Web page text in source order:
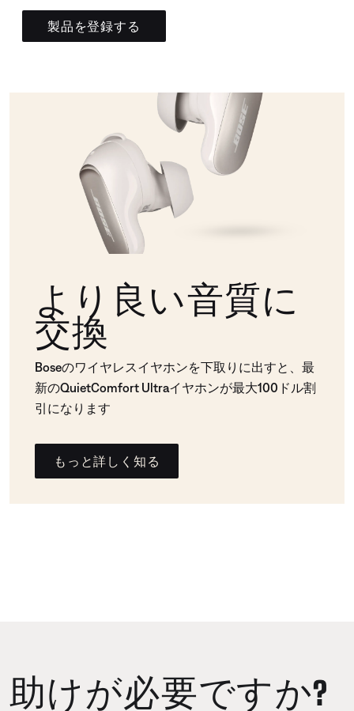
製品を登録する
より良い音質に
交換
Boseのワイヤレスイヤホンを下取りに出すと、最
新のQuietComfort Ultraイヤホンが最大100ドル割
引になります
もっと詳しく知る
助けが必要ですか?